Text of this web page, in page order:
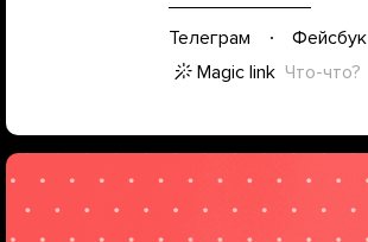
Телеграм Фейсбук
Magic link Что-что?